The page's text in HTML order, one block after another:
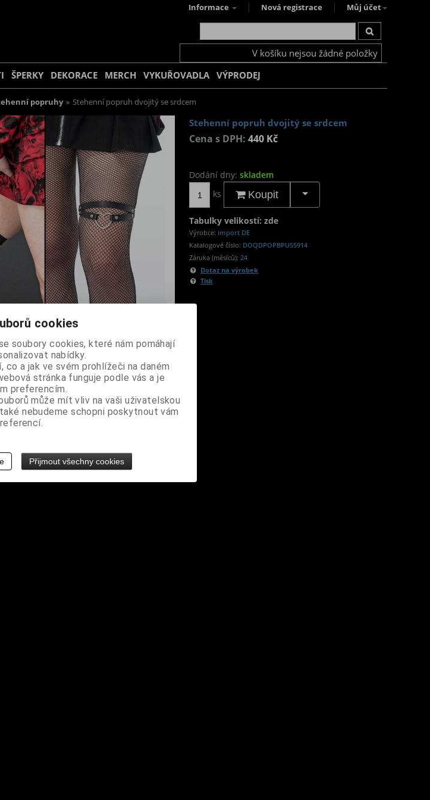
Informace Nová registrace Můj účet
V košíku nejsou žádné položky
ŠPERKY DEKORACE MERCH VYKUŘOVADLA VÝPRODEJ
popruhy » Stehenní popruh dvojitý se srdcem
Stehenní popruh dvojitý se srdcem
Cena s DPH: 440 Kč
Dodání dny: skladem
ks
Koupit
Tabulky velikostí: zde
Výrobce: import DE
Katalogové číslo: DOQDPOPBPUS5914
Záruka (měsíců): 24
Dotaz na výrobek
Tisk
cookies
soubory cookies, které nám pomáhají
nabídky.
co a jak ve svém prohlížeči na daném
stránka funguje podle vás a je
preferencím.
může mít vliv na vaši uživatelskou
nebudeme schopni poskytnout vám
Přijmout všechny cookies